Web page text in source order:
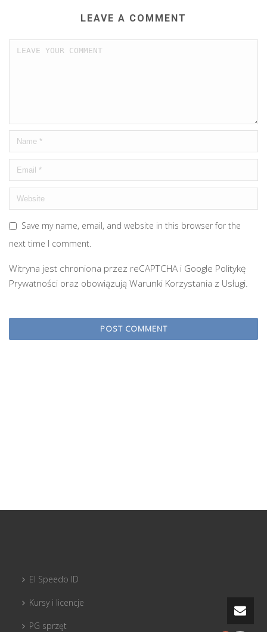
LEAVE A COMMENT
Save my name, email, and website in this browser for the
next time I comment.
Witryna jest chroniona przez reCAPTCHA i Google Politykę
Prywatności oraz obowiązują Warunki Korzystania z Usługi.
El Speedo ID
Kursy i licencje
PG sprzęt